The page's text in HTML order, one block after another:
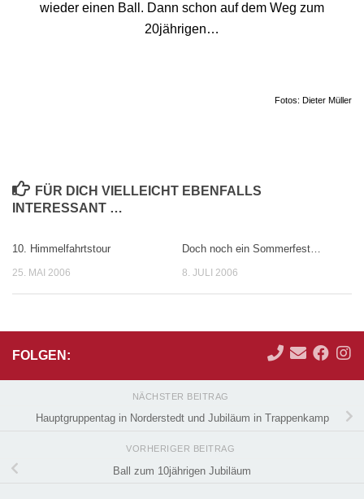
wieder einen Ball. Dann schon auf dem Weg zum
20jährigen…
Fotos: Dieter Müller
FÜR DICH VIELLEICHT EBENFALLS
INTERESSANT …
10. Himmelfahrtstour
25. MAI 2006
Doch noch ein Sommerfest…
8. JULI 2006
FOLGEN:
NÄCHSTER BEITRAG
Hauptgruppentag in Norderstedt und Jubiläum in Trappenkamp
VORHERIGER BEITRAG
Ball zum 10jährigen Jubiläum